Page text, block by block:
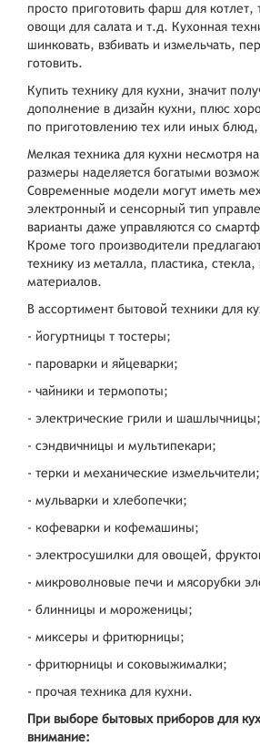
просто приготовить фарш для котлет,
овощи для салата и т.д. Кухонная
шинковать, взбивать и измельчать,
готовить.
Купить технику для кухни, значит
дополнение в дизайн кухни, плюс
по приготовлению тех или иных блюд,
Мелкая техника для кухни несмотря
размеры наделяется богатыми
Современные модели могут иметь
электронный и сенсорный тип
варианты даже управляются со
Кроме того производители
технику из металла, пластика,
материалов.
В ассортимент бытовой техники для
- йогуртницы т тостеры;
- пароварки и яйцеварки;
- чайники и термопоты;
- электрические грили и шашлычницы;
- сэндвичницы и мультипекари;
- терки и механические измельчители;
- мульварки и хлебопечки;
- кофеварки и кофемашины;
- электросушилки для овощей,
- микроволновые печи и мясорубки
- блинницы и мороженицы;
- миксеры и фритюрницы;
- фритюрницы и соковыжималки;
- прочая техника для кухни.
При выборе бытовых приборов для
внимание: